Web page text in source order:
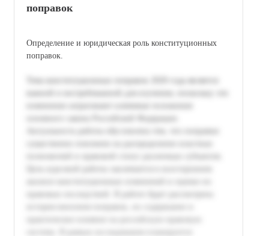
поправок
Определение и юридическая роль конституционных
поправок.